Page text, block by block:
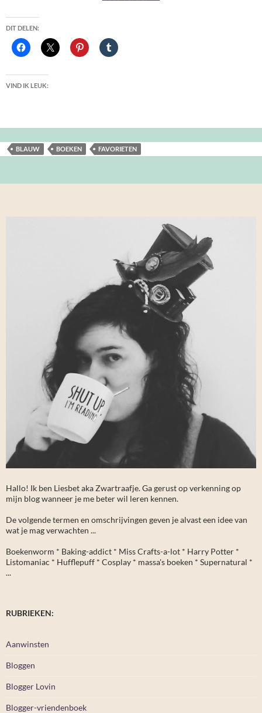
DIT DELEN:
VIND IK LEUK:
BLAUW BOEKEN FAVORIETEN
Hallo! Ik ben Liesbet aka Zwartraafje. Ga gerust op verkenning op
mijn blog wanneer je me beter wil leren kennen.
De volgende termen en omschrijvingen geven je alvast een idee van
wat je mag verwachten ...
Boekenworm * Baking-addict * Miss Crafts-a-lot * Harry Potter *
Listomaniac * Hufflepuff * Cosplay * massa's boeken * Supernatural *
...
RUBRIEKEN:
Aanwinsten
Bloggen
Blogger Lovin
Blogger-vriendenboek